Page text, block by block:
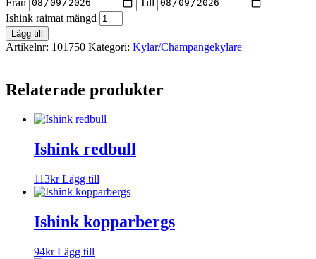
Ishink raimat mängd
Lägg till
Artikelnr: 101750 Kategori: Kylar/Champangekylare
Relaterade produkter
Ishink redbull
113kr Lägg till
Ishink kopparbergs
94kr Lägg till